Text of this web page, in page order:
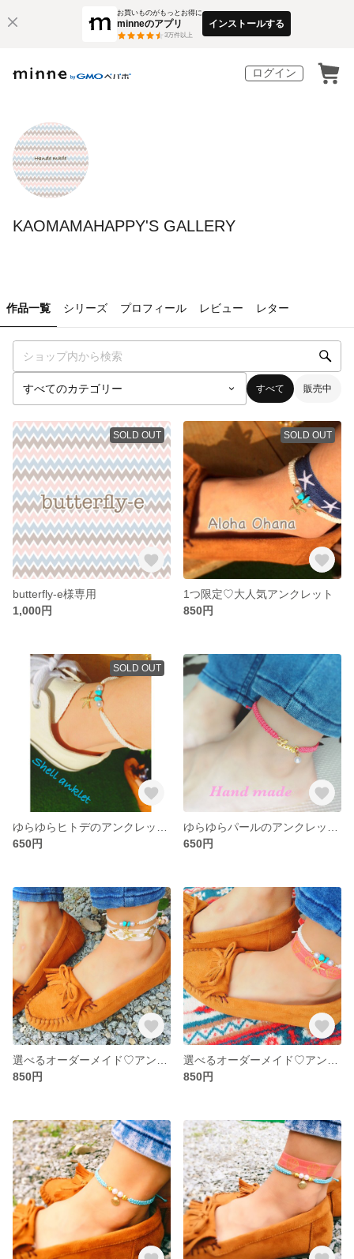
お買いものがもっとお得に
minneのアプリ
3万件以上
インストールする
ログイン
KAOMAMAHAPPY'S GALLERY
作品一覧 シリーズ プロフィール レビュー レター
すべて 販売中
SOLD OUT
butterfly-e様専用
1,000円
SOLD OUT
1つ限定♡大人気アンクレット
850円
SOLD OUT
650円
650円
850円
850円